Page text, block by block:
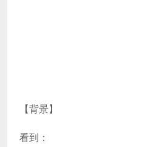
【背景】
看到：